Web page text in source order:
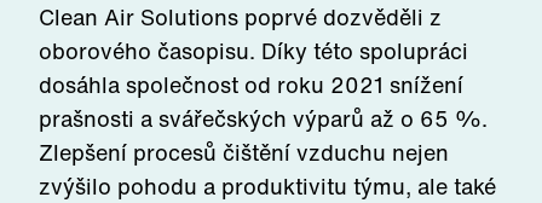
Clean Air Solutions poprvé dozvěděli z
oborového časopisu. Díky této spolupráci
dosáhla společnost od roku 2021 snížení
prašnosti a svářečských výparů až o 65 %.
Zlepšení procesů čištění vzduchu nejen
zvýšilo pohodu a produktivitu týmu, ale také